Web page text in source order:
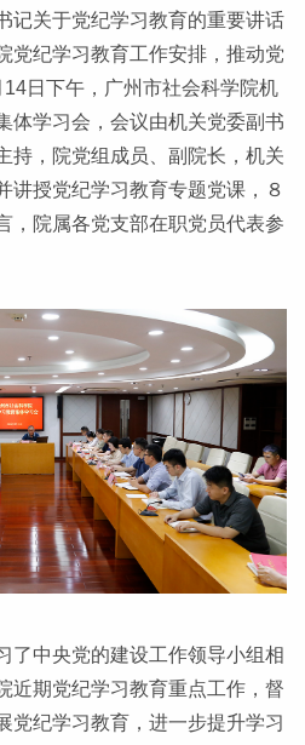
记关于党纪学习教育的重要讲话
党纪学习教育工作安排，推动党
日下午，广州市社会科学院机
体学习会，会议由机关党委副书
持，院党组成员、副院长，机关
讲授党纪学习教育专题党课，８
，院属各党支部在职党员代表参
了中央党的建设工作领导小组相
近期党纪学习教育重点工作，督
党纪学习教育，进一步提升学习